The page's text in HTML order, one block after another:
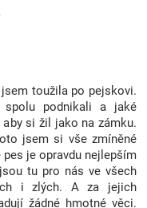
toužila po pejskovi.
spolu podnikali a jaké
aby si žil jako na zámku.
jsem si vše zmíněné
je opravdu nejlepším
tu pro nás ve všech
i zlých. A za jejich
žádné hmotné věci.